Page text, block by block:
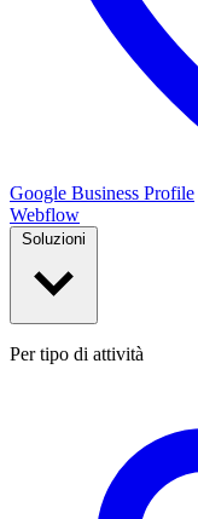
Google Business Profile
Webflow
Per tipo di attività